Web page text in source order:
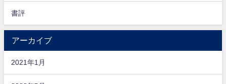
書評
アーカイブ
2021年1月